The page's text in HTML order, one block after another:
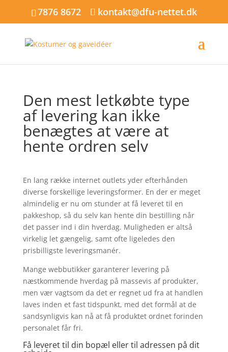
7876 8672 kontakt@dfu-nettet.dk
Den mest letkøbte type
af levering kan ikke
benægtes at være at
hente ordren selv
En lang række internet outlets yder efterhånden
diverse forskellige leveringsformer. En der er meget
almindelig er nu om stunder at få leveret til en
pakkeshop, så du selv kan hente din bestilling når
det passer ind i din hverdag. Muligheden er altså
virkelig let gængelig, samt ofte ligeledes den
prisbilligste leveringsmanér.
Mange webbutikker garanterer levering på
næstkommende hverdag på massevis af produkter,
men vær vagtsom da det er regnet ud fra at handlen
laves inden et fast tidspunkt, med det formål at de
sandsynligvis kan nå at få produktet ordnet forinden
personalet får fri.
Få leveret til din bopæl eller til adressen på dit